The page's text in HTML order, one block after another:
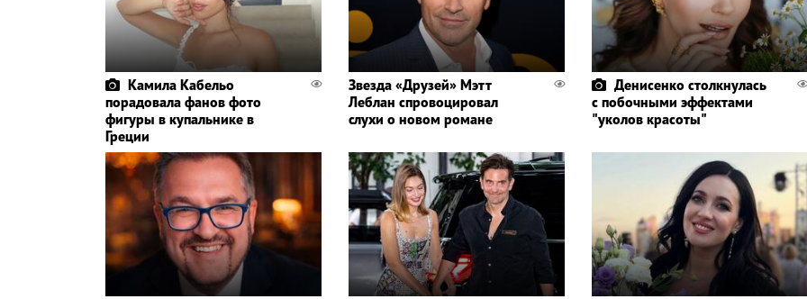
Камила Кабельо
порадовала фанов фото
фигуры в купальнике в
Греции
Звезда «Друзей» Мэтт
Леблан спровоцировал
слухи о новом романе
Денисенко столкнулась
с побочными эффектами
"уколов красоты"